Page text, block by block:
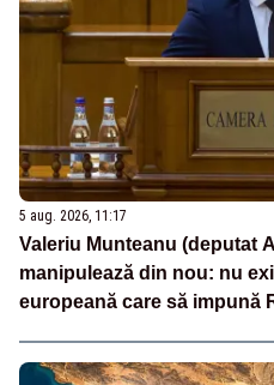
5 aug. 2026, 11:17
Valeriu Munteanu (deputat
manipulează din nou: nu
europeană care să impună